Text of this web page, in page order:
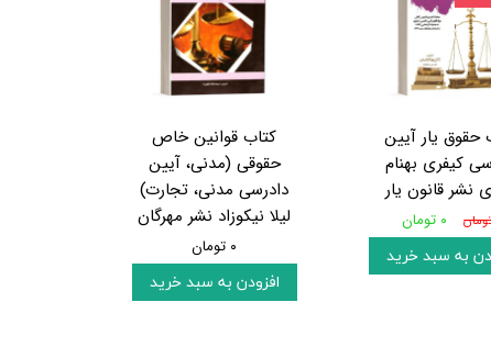
حقوق یار آیین
کیفری بهنام
نشر قانون یار
۰ تومان
به سبد خرید
کتاب قوانین خاص
حقوقی (مدنی، آیین
دادرسی مدنی، تجارت)
لیلا نیکوزاد نشر مهرگان
۰ تومان
افزودن به سبد خرید